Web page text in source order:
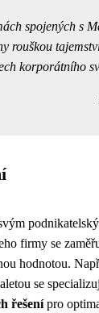
spojených s
rouškou
korporátního
firmy se
hodnotou.
se
řešenípro